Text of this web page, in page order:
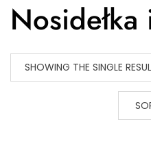
SHOWING THE SINGLE